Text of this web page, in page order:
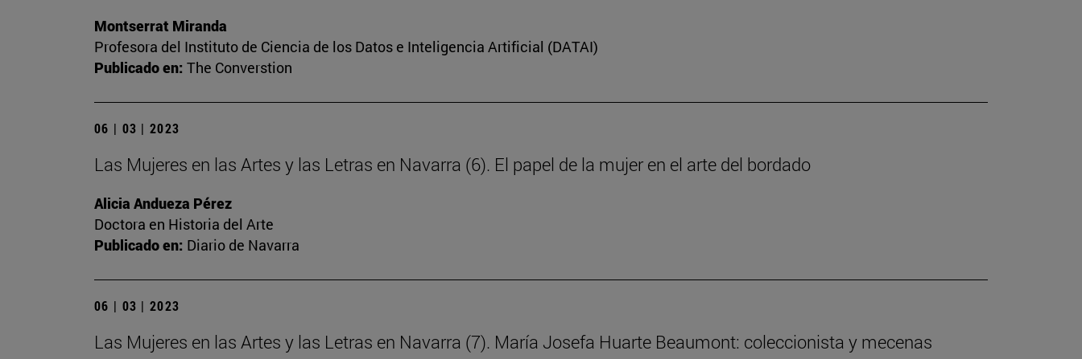
Montserrat Miranda
Profesora del Instituto de Ciencia de los Datos e Inteligencia Artificial (DATAI)
Publicado en: The Converstion
06 | 03 | 2023
Las Mujeres en las Artes y las Letras en Navarra (6). El papel de la mujer en el arte del bordado
Alicia Andueza Pérez
Doctora en Historia del Arte
Publicado en: Diario de Navarra
06 | 03 | 2023
Las Mujeres en las Artes y las Letras en Navarra (7). María Josefa Huarte Beaumont: coleccionista y mecenas